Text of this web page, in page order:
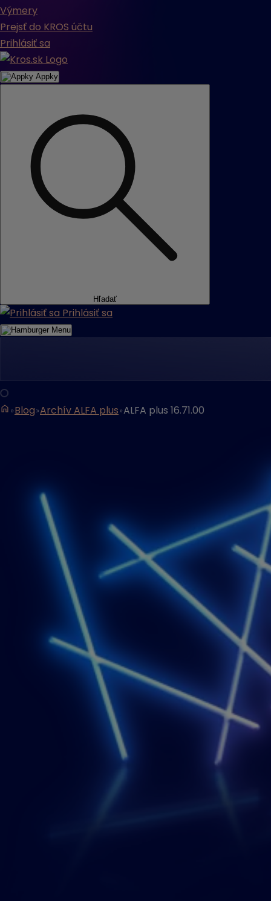
Výmery
Prejsť do KROS účtu
Prihlásiť sa
Appky
Hľadať
Prihlásiť sa
Menu
Blog Archív ALFA plus ALFA plus 16.71.00